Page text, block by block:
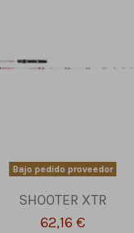
Bajo pedido proveedor
SHOOTER XTR
62,16 €